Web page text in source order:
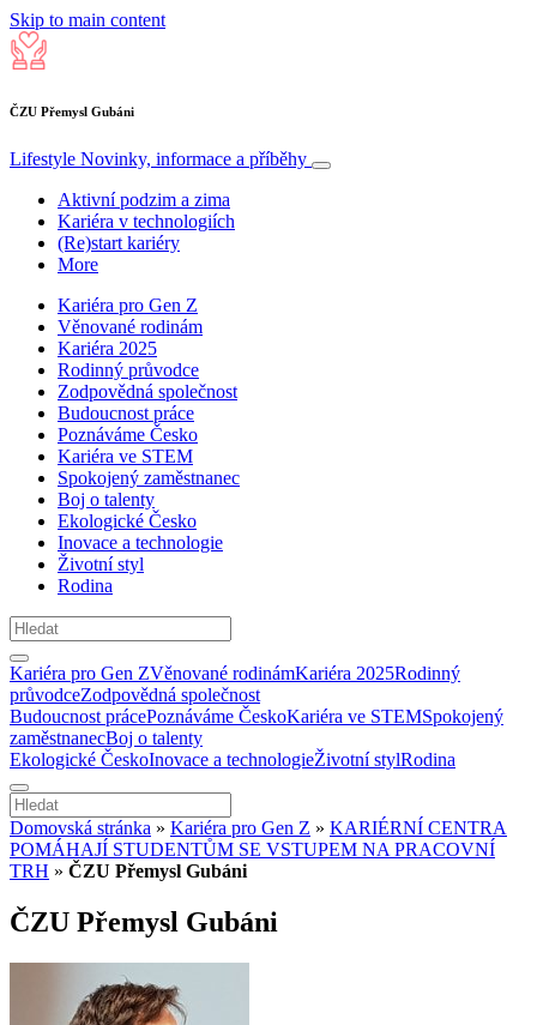
Skip to main content
ČZU Přemysl Gubáni
Lifestyle Novinky, informace a příběhy
Aktivní podzim a zima
Kariéra v technologiích
(Re)start kariéry
More
Kariéra pro Gen Z
Věnované rodinám
Kariéra 2025
Rodinný průvodce
Zodpovědná společnost
Budoucnost práce
Poznáváme Česko
Kariéra ve STEM
Spokojený zaměstnanec
Boj o talenty
Ekologické Česko
Inovace a technologie
Životní styl
Rodina
Kariéra pro Gen ZVěnované rodinámKariéra 2025Rodinný
průvodceZodpovědná společnost
Budoucnost prácePoznáváme ČeskoKariéra ve STEMSpokojený
zaměstnanecBoj o talenty
Ekologické ČeskoInovace a technologieŽivotní stylRodina
Domovská stránka » Kariéra pro Gen Z » KARIÉRNÍ CENTRA
POMÁHAJÍ STUDENTŮM SE VSTUPEM NA PRACOVNÍ
TRH » ČZU Přemysl Gubáni
ČZU Přemysl Gubáni